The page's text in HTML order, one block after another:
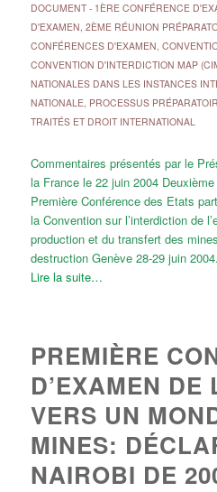
DOCUMENT- 1ÈRE CONFÉRENCE
D'EXAMEN, 2ÈME RÉUNION
CONFÉRENCES D'EXAMEN,
CONVENTION D'INTERDICTION MAP
NATIONALES DANS LES INSTANCES
NATIONALE, PROCESSUS
TRAITÉS ET DROIT INTERNATIONAL
Commentaires présentés par le
la France le 22 juin 2004
Première Conférence des Etats
la Convention sur l’interdiction de
production et du transfert des
destruction Genève 28-29 juin 2004.
Lire la suite…
PREMIÈRE
D’EXAMEN
VERS UN
MINES:
NAIROBI DE